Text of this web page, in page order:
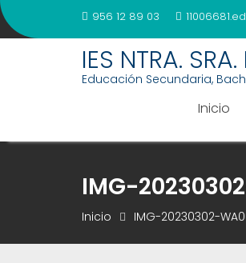
Saltar
al
956 12 89 03
IES NTRA.
Educación Secundaria,
Inicio
IMG-
Inicio IMG-20230302-